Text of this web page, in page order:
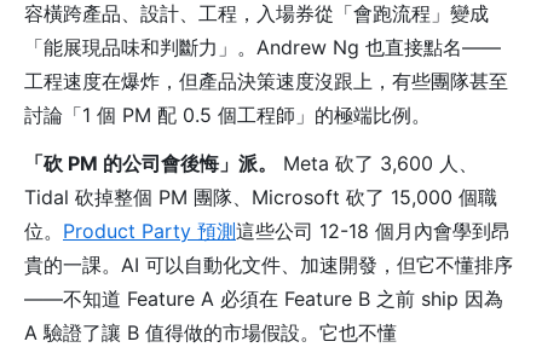
容橫跨產品、設計、工程，入場券從「會跑流程」變成
「能展現品味和判斷力」。Andrew Ng 也直接點名——
工程速度在爆炸，但產品決策速度沒跟上，有些團隊甚至
討論「1 個 PM 配 0.5 個工程師」的極端比例。
「砍 PM 的公司會後悔」派。
Meta 砍了 3,600 人、
Tidal 砍掉整個 PM 團隊、Microsoft 砍了 15,000 個職
位。 Product Party 預測這些公司 12-18 個月內會學到昂
貴的一課。AI 可以自動化文件、加速開發，但它不懂排序
——不知道 Feature A 必須在 Feature B 之前 ship 因為
A 驗證了讓 B 值得做的市場假設。它也不懂